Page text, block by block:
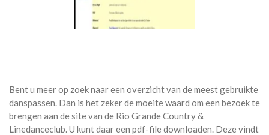
Bent u meer op zoek naar een overzicht van de meest gebruikte
danspassen. Dan is het zeker de moeite waard om een bezoek te
brengen aan de site van de Rio Grande Country &
Linedanceclub. U kunt daar een pdf-file downloaden. Deze vindt